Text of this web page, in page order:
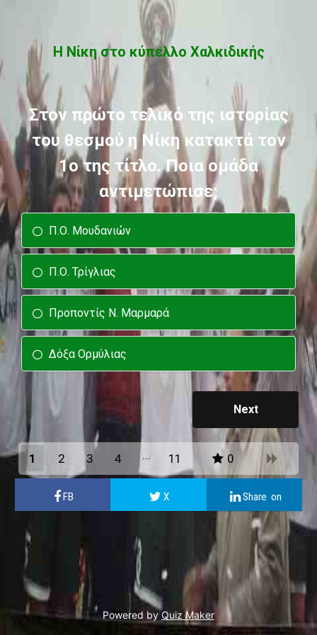
Η Νίκη στο κύπελλο Χαλκιδικής
Στον πρώτο τελικό της ιστορίας
του θεσμού η Νίκη κατακτά τον
1ο της τίτλο. Ποια ομάδα
αντιμετώπισε;
Π.Ο. Μουδανιών
Π.Ο. Τρίγλιας
Προποντίς Ν. Μαρμαρά
Δόξα Ορμύλιας
1 2 3
4
10
11 0
Powered by Quiz Maker